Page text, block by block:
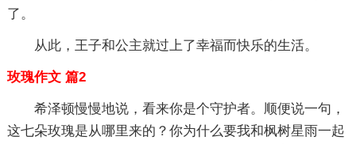
了。
从此，王子和公主就过上了幸福而快乐的生活。
玫瑰作文 篇2
希泽顿慢慢地说，看来你是个守护者。顺便说一句，
这七朵玫瑰是从哪里来的？你为什么要我和枫树星雨一起